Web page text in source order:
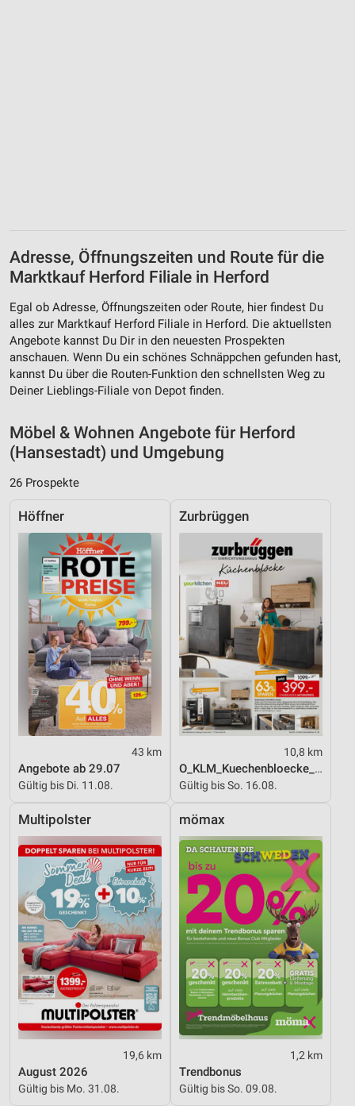
Adresse, Öffnungszeiten und Route für die
Marktkauf Herford Filiale in Herford
Egal ob Adresse, Öffnungszeiten oder Route, hier findest Du
alles zur Marktkauf Herford Filiale in Herford. Die aktuellsten
Angebote kannst Du Dir in den neuesten Prospekten
anschauen. Wenn Du ein schönes Schnäppchen gefunden hast,
kannst Du über die Routen-Funktion den schnellsten Weg zu
Deiner Lieblings-Filiale von Depot finden.
Möbel & Wohnen Angebote für Herford
(Hansestadt) und Umgebung
26 Prospekte
Höffner
43 km
Angebote ab 29.07
Gültig bis Di. 11.08.
Zurbrüggen
10,8 km
O_KLM_Kuechenbloecke_01_26_ES
Gültig bis So. 16.08.
Multipolster
19,6 km
August 2026
Gültig bis Mo. 31.08.
mömax
1,2 km
Trendbonus
Gültig bis So. 09.08.